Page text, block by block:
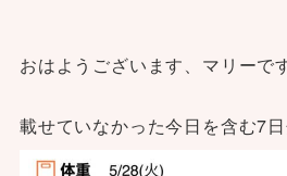
おはようございます、マリーです
載せていなかった今日を含む7日